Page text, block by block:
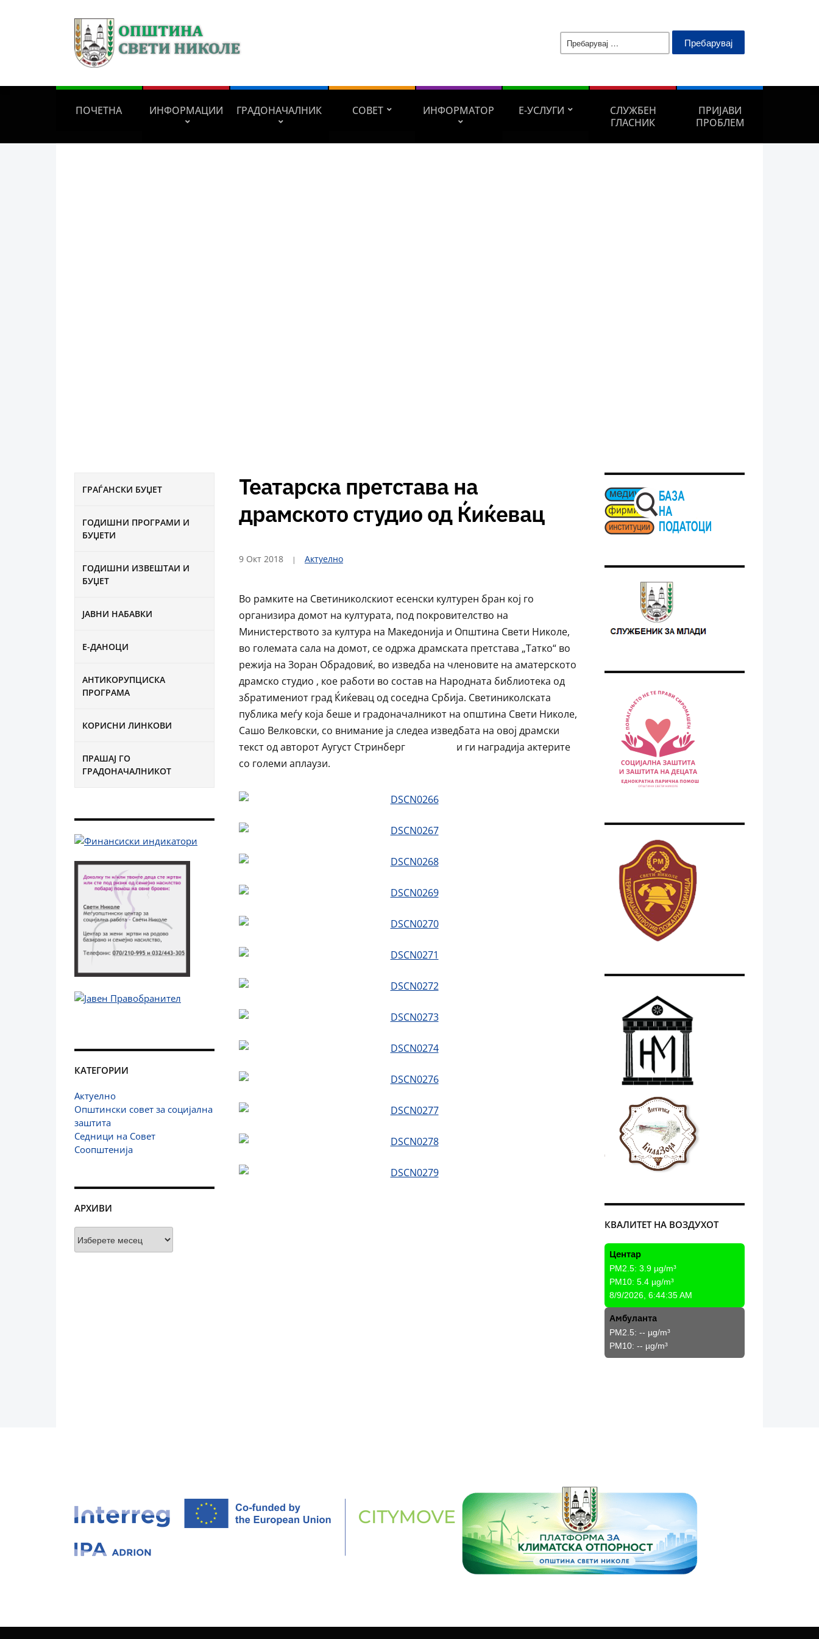
Пребарувај
ПОЧЕТНА ИНФОРМАЦИИ ГРАДОНАЧАЛНИК СОВЕТ ИНФОРМАТОР Е-УСЛУГИ
СЛУЖБЕН
ГЛАСНИК
ПРИЈАВИ
ПРОБЛЕМ
ГРАЃАНСКИ БУЏЕТ
ГОДИШНИ ПРОГРАМИ И
БУЏЕТИ
ГОДИШНИ ИЗВЕШТАИ И
БУЏЕТ
ЈАВНИ НАБАВКИ
Е-ДАНОЦИ
АНТИКОРУПЦИСКА
ПРОГРАМА
КОРИСНИ ЛИНКОВИ
ПРАШАЈ ГО
ГРАДОНАЧАЛНИКОТ
КАТЕГОРИИ
Актуелно
Општински совет за социјална
заштита
Седници на Совет
Соопштенија
АРХИВИ
Театарска претстава на
драмското студио од Ќиќевац
9 Окт 2018 Актуелно
Во рамките на Светиниколскиот есенски културен бран кој го
организира домот на културата, под покровителство на
Министерството за култура на Македонија и Општина Свети Николе,
во големата сала на домот, се одржа драмската претстава „Татко“ во
режија на Зоран Обрадовиќ, во изведба на членовите на аматерското
драмско студио , кое работи во состав на Народната библиотека од
збратимениот град Ќиќевац од соседна Србија. Светиниколската
публика меѓу која беше и градоначалникот на општина Свети Николе,
Сашо Велковски, со внимание ја следеа изведбата на овој драмски
текст од авторот Аугуст Стринберг и ги наградија актерите
со големи аплаузи.
КВАЛИТЕТ НА ВОЗДУХОТ
Центар
PM2.5: 3.9 µg/m³
PM10: 5.4 µg/m³
8/9/2026, 6:44:35 AM
Амбуланта
PM2.5: -- µg/m³
PM10: -- µg/m³